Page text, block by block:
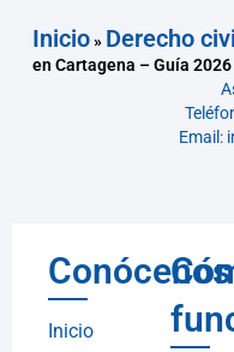
Inicio» Derecho
en Cartagena – Guía 2026
Email:
Conócenos
Inicio